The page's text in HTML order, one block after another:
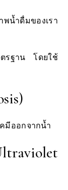
น้ำดื่มของเรา
ตรฐาน โดยใช้
มีออกจากน้ำ